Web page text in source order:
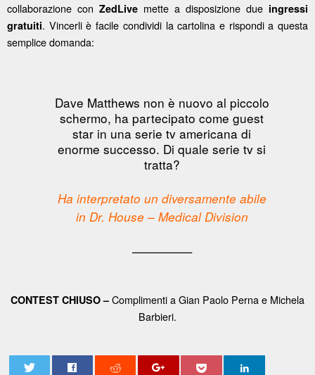
collaborazione con ZedLive mette a disposizione due ingressi
gratuiti. Vincerli è facile condividi la cartolina e rispondi a questa
semplice domanda:
Dave Matthews non è nuovo al piccolo
schermo, ha partecipato come guest
star in una serie tv americana di
enorme successo. Di quale serie tv si
tratta?
Ha interpretato un diversamente abile
in Dr. House – Medical Division
—————
CONTEST CHIUSO – Complimenti a Gian Paolo Perna e Michela
Barbieri.